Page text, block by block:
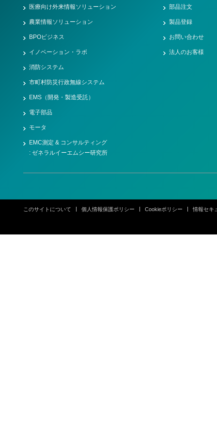
医療向け外来情報ソリューション
農業情報ソリューション
BPOビジネス
イノベーション・ラボ
消防システム
市町村防災行政無線システム
EMS（開発・製造受託）
電子部品
モータ
EMC測定 & コンサルティング
: ゼネラルイーエムシー研究所
部品注文
製品登録
お問い合わせ
法人のお客様
このサイトについて 個人情報保護ポリシー Cookieポリシー 情報セキ